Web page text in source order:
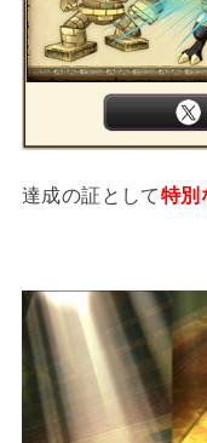
達成の証として特別